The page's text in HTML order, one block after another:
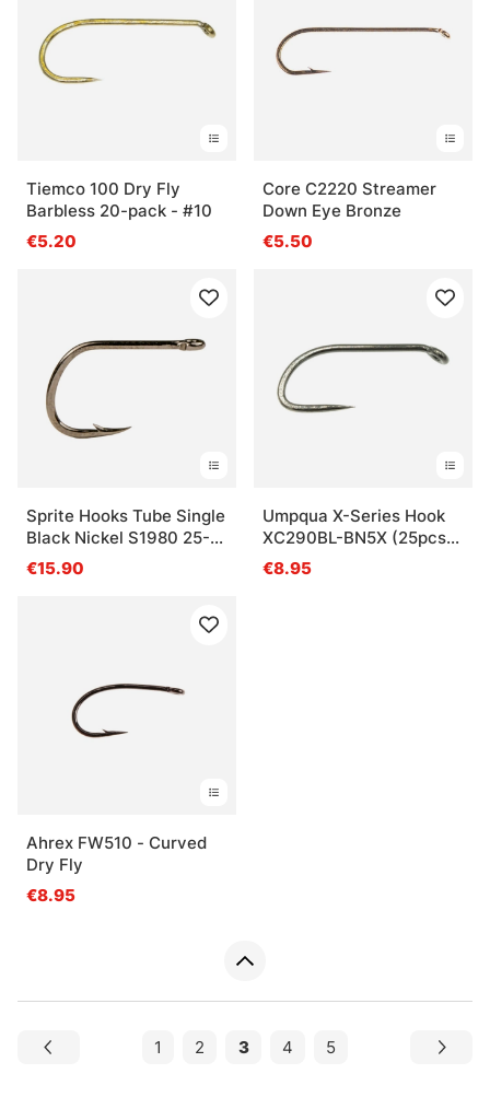
Tiemco 100 Dry Fly
Barbless 20-pack - #10
€5.20
Core C2220 Streamer
Down Eye Bronze
€5.50
Sprite Hooks Tube Single
Black Nickel S1980 25-
pack
€15.90
Umpqua X-Series Hook
XC290BL-BN5X (25pcs)
Wet
€8.95
Ahrex FW510 - Curved
Dry Fly
€8.95
1 2 3 4 5